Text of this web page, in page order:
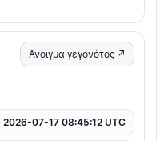
Άνοιγμα γεγονότος ↗
2026-07-17 08:45:12 UTC